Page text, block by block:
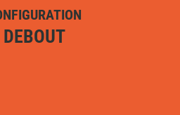
DEBOUT